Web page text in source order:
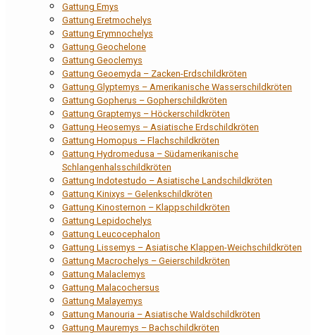
Gattung Emys
Gattung Eretmochelys
Gattung Erymnochelys
Gattung Geochelone
Gattung Geoclemys
Gattung Geoemyda – Zacken-Erdschildkröten
Gattung Glyptemys – Amerikanische Wasserschildkröten
Gattung Gopherus – Gopherschildkröten
Gattung Graptemys – Höckerschildkröten
Gattung Heosemys – Asiatische Erdschildkröten
Gattung Homopus – Flachschildkröten
Gattung Hydromedusa – Südamerikanische
Schlangenhalsschildkröten
Gattung Indotestudo – Asiatische Landschildkröten
Gattung Kinixys – Gelenkschildkröten
Gattung Kinosternon – Klappschildkröten
Gattung Lepidochelys
Gattung Leucocephalon
Gattung Lissemys – Asiatische Klappen-Weichschildkröten
Gattung Macrochelys – Geierschildkröten
Gattung Malaclemys
Gattung Malacochersus
Gattung Malayemys
Gattung Manouria – Asiatische Waldschildkröten
Gattung Mauremys – Bachschildkröten